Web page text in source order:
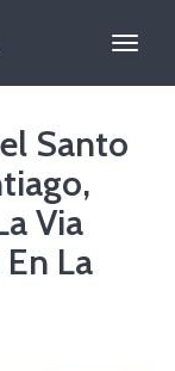
Santo
Via
La